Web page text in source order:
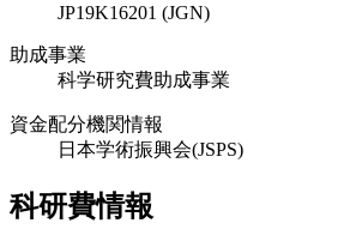
JP19K16201 (JGN)
助成事業
科学研究費助成事業
資金配分機関情報
日本学術振興会(JSPS)
科研費情報